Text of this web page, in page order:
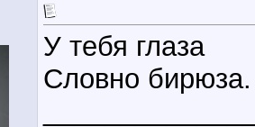
У тебя глаза
Словно бирюза.